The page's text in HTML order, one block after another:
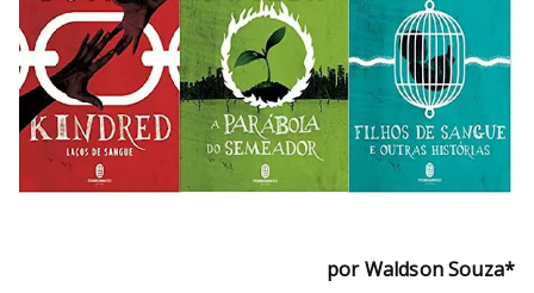
por Waldson Souza*